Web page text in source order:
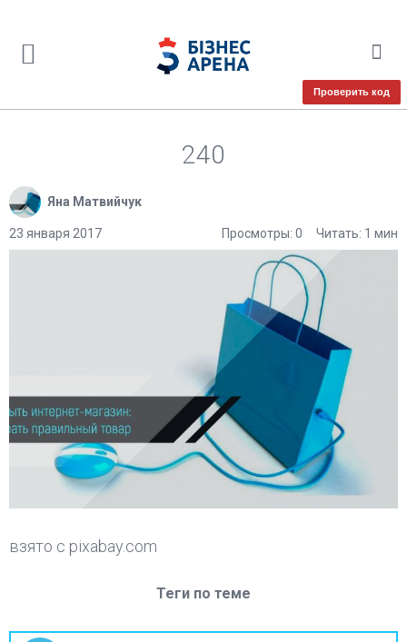
Проверить код
240
Яна Матвийчук
23 января 2017 Читать: 1 мин
Просмотры: 0
взято с pixabay.com
Теги по теме